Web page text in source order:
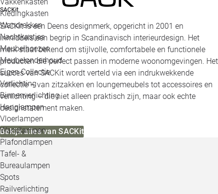
Kledingkasten
Wandrekken
Nachtkastjes
Meubelhoezen
Meubelonderhoud
Eigen Collectie
Verlichting
Binnenverlichting
Hanglampen
Vloerlampen
Wandlampen
Plafondlampen
Tafel- &
Bureaulampen
Spots
Railverlichting
SACKit
SACKit is een Deens designmerk, opgericht in 2001 en
inmiddels een begrip in Scandinavisch interieurdesign. Het
merk staat bekend om stijlvolle, comfortabele en functionele
producten die perfect passen in moderne woonomgevingen. Het
succes van SACKit wordt verteld via een indrukwekkende
collectie – van zitzakken en loungemeubels tot accessoires en
verlichting – die niet alleen praktisch zijn, maar ook echte
designstatement maken.
Bekijk alles van SACKit